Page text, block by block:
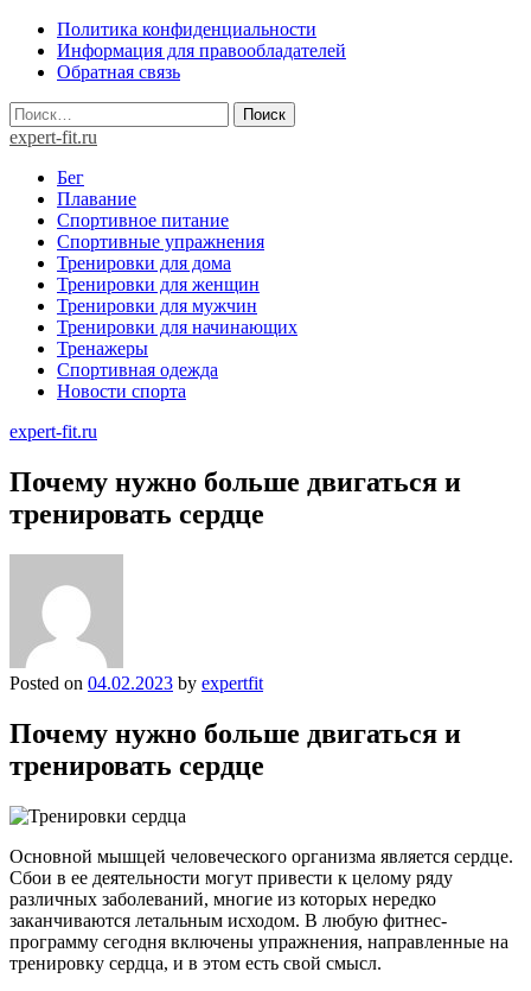
Skip
content
Политика конфиденциальности
Информация для правообладателей
Обратная связь
Найти:
expert-fit.ru
Бег
Плавание
Спортивное питание
Спортивные упражнения
Тренировки для дома
Тренировки для женщин
Тренировки для мужчин
Тренировки для начинающих
Тренажеры
Спортивная одежда
Новости спорта
expert-fit.ru
Почему нужно больше двигаться и
тренировать сердце
Posted on 04.02.2023 by expertfit
Почему нужно больше двигаться и
тренировать сердце
Основной мышцей человеческого организма является сердце.
Сбои в ее деятельности могут привести к целому ряду
различных заболеваний, многие из которых нередко
заканчиваются летальным исходом. В любую фитнес-
программу сегодня включены упражнения, направленные на
тренировку сердца, и в этом есть свой смысл.